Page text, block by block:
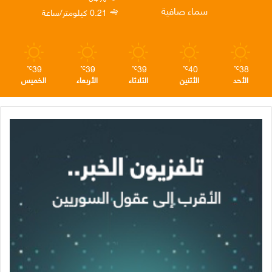
سماء صافية
0.21 كيلومتر/ساعة
38
℃
الأحد
40
℃
الأثنين
39
℃
الثلاثاء
39
℃
الأربعاء
39
℃
الخميس